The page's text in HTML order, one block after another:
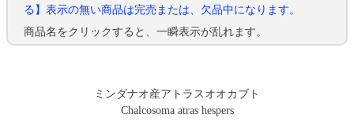
る】表示の無い商品は完売または、欠品中になります。
商品名をクリックすると、一瞬表示が乱れます。
ミンダナオ産アトラスオオカブト
Chalcosoma atras hespers